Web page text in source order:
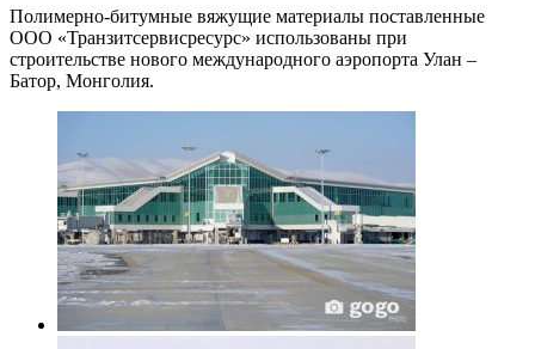
Полимерно-битумные вяжущие материалы поставленные
ООО «Транзитсервисресурс» использованы при
строительстве нового международного аэропорта Улан –
Батор, Монголия.